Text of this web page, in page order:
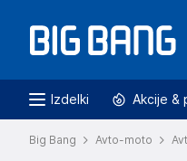
Izdelki Akcije &
Big Bang Avto-moto